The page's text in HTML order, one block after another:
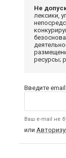
Не
лексики,
ресурсы;
Введите
Ваш e-mail не
или